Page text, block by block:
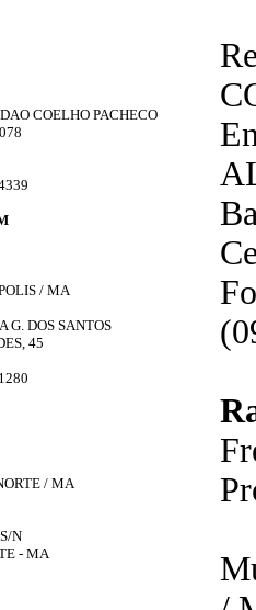
COELHO PACHECO
/ MA
G. DOS SANTOS
45
/ MA
N
- MA